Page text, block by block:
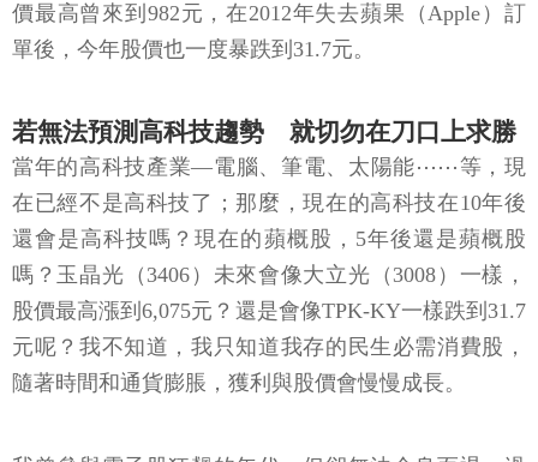
價最高曾來到982元，在2012年失去蘋果（Apple）訂
單後，今年股價也一度暴跌到31.7元。
若無法預測高科技趨勢 就切勿在刀口上求勝
當年的高科技產業—電腦、筆電、太陽能⋯⋯等，現
在已經不是高科技了；那麼，現在的高科技在10年後
還會是高科技嗎？現在的蘋概股，5年後還是蘋概股
嗎？玉晶光（3406）未來會像大立光（3008）一樣，
股價最高漲到6,075元？還是會像TPK-KY一樣跌到31.7
元呢？我不知道，我只知道我存的民生必需消費股，
隨著時間和通貨膨脹，獲利與股價會慢慢成長。